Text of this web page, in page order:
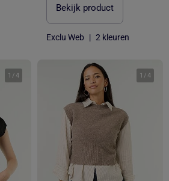
Bekijk product
Exclu Web | 2 kleuren
1 /4 1 /4